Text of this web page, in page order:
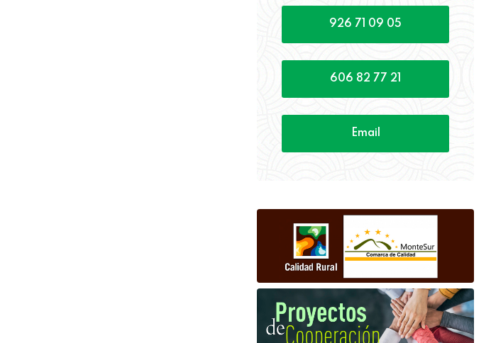
926 71 09 05
606 82 77 21
Email